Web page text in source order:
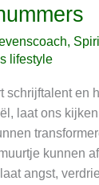
,
lifestyle
schrijftalent en
laat ons
kunnen
angst,